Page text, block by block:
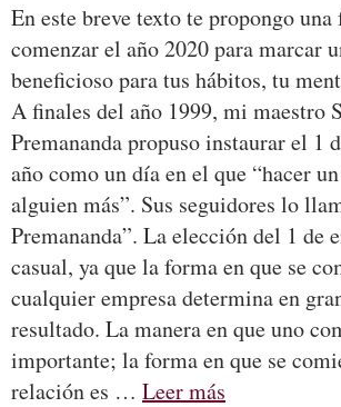
En este breve texto te propongo una
comenzar el año 2020 para marcar
beneficioso para tus hábitos, tu
A finales del año 1999, mi maestro
Premananda propuso instaurar el 1
año como un día en el que “hacer
alguien más”. Sus seguidores lo
Premananda”. La elección del 1 de
casual, ya que la forma en que se
cualquier empresa determina en
resultado. La manera en que uno
importante; la forma en que se
relación es … Leer más